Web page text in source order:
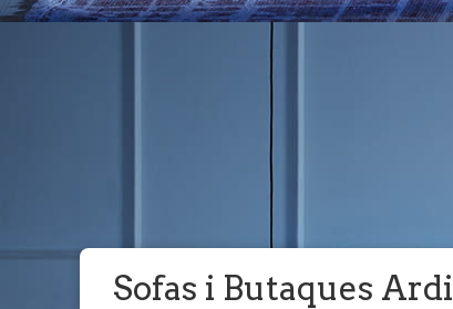
Sofas i Butaques Ardi